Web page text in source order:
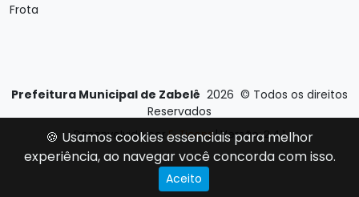
Frota
Prefeitura Municipal de Zabelê 2026 © Todos os direitos
Reservados
Desenvolvido porE-Ticons| Versão: 2.4.1
🍪 Usamos cookies essenciais para melhor
experiência, ao navegar você concorda com isso.
Aceito